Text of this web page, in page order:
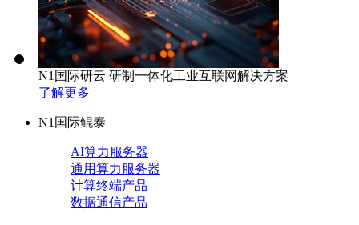
N1国际研云 研制一体化工业互联网解决方案
了解更多
N1国际鲲泰
AI算力服务器
通用算力服务器
计算终端产品
数据通信产品